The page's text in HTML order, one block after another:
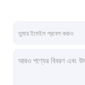
SPC ফ্লোরিং